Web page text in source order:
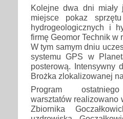
Kolejne dwa dni miały
miejsce pokaz
hydrogeologicznych i
firmę Geomor Technik w
W tym samym dniu
systemu GPS w
posterową. Intensywny
Brożka zlokalizowanej
Program
warsztatów realizowano
Zbiornika